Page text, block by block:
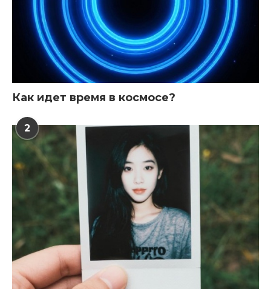
Как идет время в космосе?
2